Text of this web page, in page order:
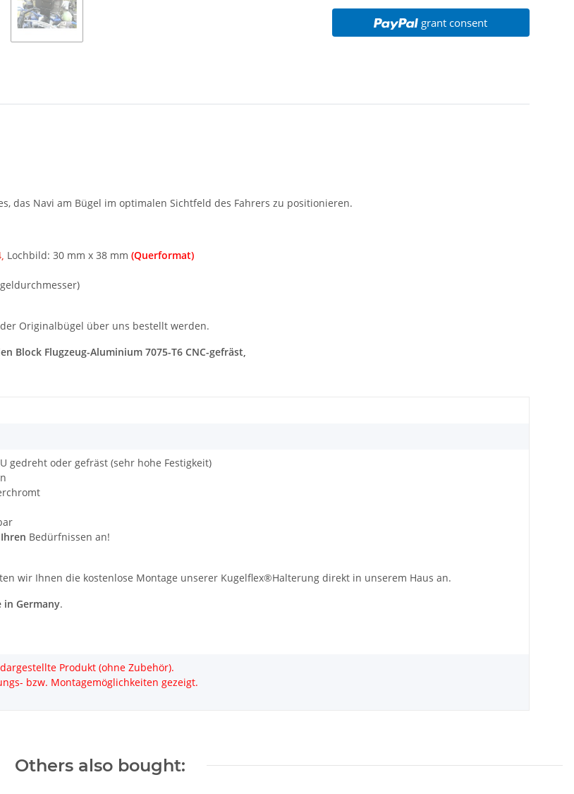
grant consent
das Navi am Bügel im optimalen Sichtfeld des Fahrers zu positionieren.
Lochbild: 30 mm x 38 mm (Querformat)
Originalbügel über uns bestellt werden.
Flugzeug-Aluminium 7075-T6 CNC-gefräst,
gedreht oder gefräst (sehr hohe Festigkeit)
Ihren Bedürfnissen an!
wir Ihnen die kostenlose Montage unserer Kugelflex®Halterung direkt in unserem Haus an.
in Germany.
Produkt (ohne Zubehör).
bzw. Montagemöglichkeiten gezeigt.
Others also bought: